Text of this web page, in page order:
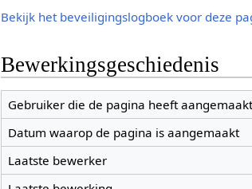
Bekijk het beveiligingslogboek voor deze
Bewerkingsgeschiedenis
Gebruiker die de pagina heeft aangemaakt
Datum waarop de pagina is aangemaakt
Laatste bewerker